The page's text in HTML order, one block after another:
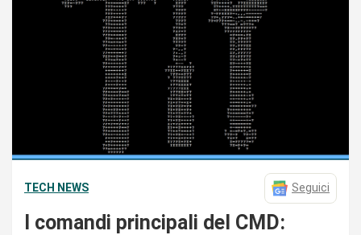
TECH NEWS Seguici
I comandi principali del CMD: